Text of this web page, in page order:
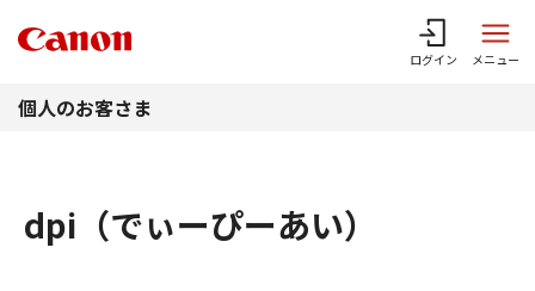
ログイン メニュー
個人のお客さま
dpi（でぃーぴーあい）